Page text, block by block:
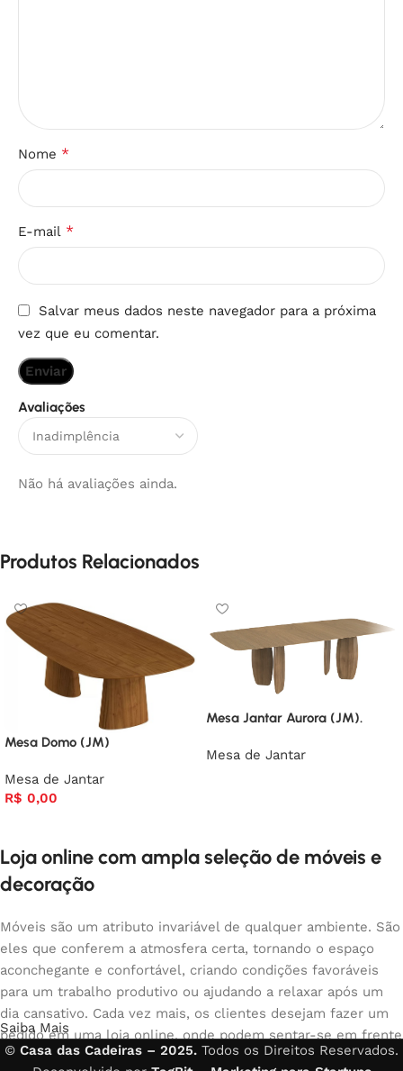
Avaliações
Não há avaliações ainda.
Nome *
E-mail *
Salvar meus dados neste navegador para a próxima
vez que eu comentar.
Produtos Relacionados
Mesa Domo (JM)
Mesa de Jantar
R$ 0,00
Mesa Jantar Aurora (JM).
Mesa de Jantar
Loja online com ampla seleção de móveis e
decoração
Móveis são um atributo invariável de qualquer ambiente. São
eles que conferem a atmosfera certa, tornando o espaço
aconchegante e confortável, criando condições favoráveis
para um trabalho produtivo ou ajudando a relaxar após um
dia cansativo. Cada vez mais, os clientes desejam fazer um
pedido em uma loja online, onde podem sentar-se em frente
ao computador no seu tempo livre, organizar os móveis da
Saiba Mais
© Casa das Cadeiras – 2025. Todos os Direitos Reservados.